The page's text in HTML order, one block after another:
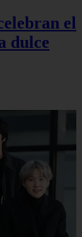
el
dulce